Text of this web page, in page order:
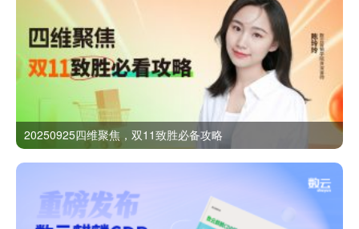
20250925四维聚焦，双11致胜必备攻略